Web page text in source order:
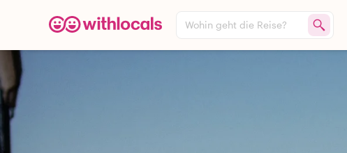
Wohin geht die Reise?